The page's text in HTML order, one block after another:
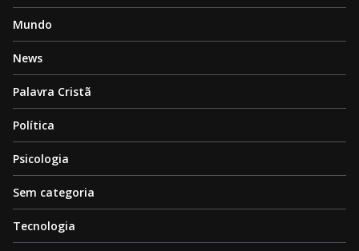
Mundo
News
Palavra Cristã
Política
Psicologia
Sem categoria
Tecnologia